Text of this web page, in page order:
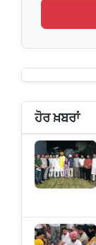
ਹੋਰ ਖ਼ਬਰਾਂ